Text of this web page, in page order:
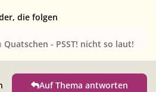
die folgen
Quatschen - PSST! nicht so laut!
Auf Thema antworten